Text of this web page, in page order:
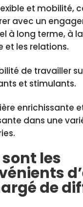
et mobilité,
avec un
à long terme, à
et les relations.
de travailler
et stimulants.
enrichissante
dans une
les
de